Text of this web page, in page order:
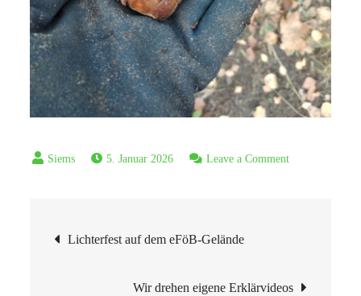
5. Januar 2026 Leave a Commenton
Beitragsnavigation
Lichterfest auf dem eFöB-Gelände
Wir drehen eigene Erklärvideos